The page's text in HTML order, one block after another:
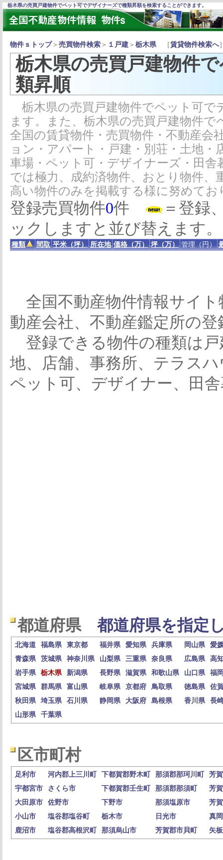
栃木県の売買戸建物件でペット可でデザイナーズで種類昇順を検索することができます。
物件ｓトップ＞ 売買物件検索 ＞ １戸建 ＞ 栃木県［賃貸物件検索へ
栃木県の売買戸建物件
類昇順
栃木県の売買戸建物件でペット可で
ます。また、栃木県の売買戸建物件
全国の賃貸物件・売買物件・不動産会
ョン・アパート・戸建・別荘・土地
車場・ペット可・デザイナーズ・田
では極力、成約済物件、おとり物件
高い物件のみを掲載する様に努めてお
登録売買物件0件
＝登録
ックしますと並び替えます。
種類 間取 平米（坪） 所在地 価格（万） 坪（万） 管理（円）
全国不動産物件情報サイト
動産会社、不動産鑑定所の
登録できる物件の種類は
地、店舗、事務所、テラス
ペット可、デザイナー、田
都道府県 都道府県を指定
北海道 福島県 東京都 福井県 愛知県 兵庫県 岡山県
愛
青森県
茨城県 神奈川県 山梨県 三重県 奈良県 広島県
高
岩手県
栃木県 新潟県 長野県 滋賀県 和歌山県 山口県
福
宮城県
群馬県 富山県 岐阜県 京都府 鳥取県 徳島県
佐
秋田県
埼玉県 石川県 静岡県 大阪府 島根県 香川県
長
山形県
千葉県
区市町村
足利市 河内郡上三川町 下都賀郡野木町 那須郡那珂川町
芳
宇都宮市
さくら市 下都賀郡壬生町 那須郡那須町
芳
大田原市
佐野市 下野市 那須塩原市
芳
小山市
塩谷郡塩谷町 栃木市 日光市
真
鹿沼市
塩谷郡高根沢町 那須烏山市 芳賀郡市貝町 矢